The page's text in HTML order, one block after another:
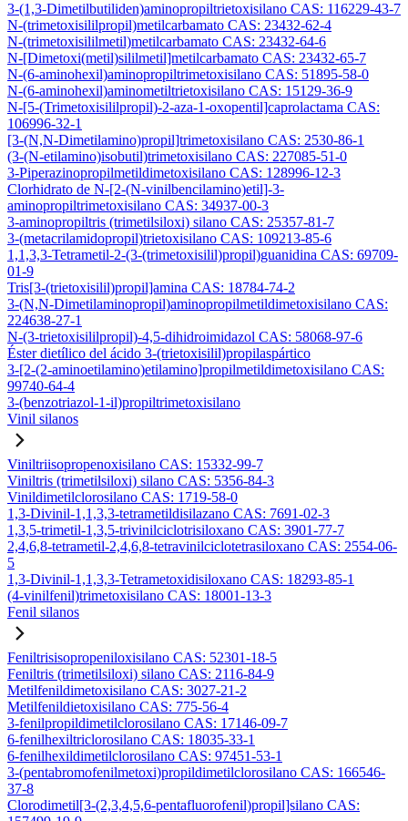
3-(1,3-Dimetilbutiliden)aminopropiltrietoxisilano CAS: 116229-43-7
N-(trimetoxisililpropil)metilcarbamato CAS: 23432-62-4
N-(trimetoxisililmetil)metilcarbamato CAS: 23432-64-6
N-[Dimetoxi(metil)sililmetil]metilcarbamato CAS: 23432-65-7
N-(6-aminohexil)aminopropiltrimetoxisilano CAS: 51895-58-0
N-(6-aminohexil)aminometiltrietoxisilano CAS: 15129-36-9
N-[5-(Trimetoxisililpropil)-2-aza-1-oxopentil]caprolactama CAS:
106996-32-1
[3-(N,N-Dimetilamino)propil]trimetoxisilano CAS: 2530-86-1
(3-(N-etilamino)isobutil)trimetoxisilano CAS: 227085-51-0
3-Piperazinopropilmetildimetoxisilano CAS: 128996-12-3
Clorhidrato de N-[2-(N-vinilbencilamino)etil]-3-
aminopropiltrimetoxisilano CAS: 34937-00-3
3-aminopropiltris (trimetilsiloxi) silano CAS: 25357-81-7
3-(metacrilamidopropil)trietoxisilano CAS: 109213-85-6
1,1,3,3-Tetrametil-2-(3-(trimetoxisilil)propil)guanidina CAS: 69709-
01-9
Tris[3-(trietoxisilil)propil]amina CAS: 18784-74-2
3-(N,N-Dimetilaminopropil)aminopropilmetildimetoxisilano CAS:
224638-27-1
N-(3-trietoxisililpropil)-4,5-dihidroimidazol CAS: 58068-97-6
Éster dietílico del ácido 3-(trietoxisilil)propilaspártico
3-[2-(2-aminoetilamino)etilamino]propilmetildimetoxisilano CAS:
99740-64-4
3-(benzotriazol-1-il)propiltrimetoxisilano
Vinil silanos
Viniltriisopropenoxisilano CAS: 15332-99-7
Viniltris (trimetilsiloxi) silano CAS: 5356-84-3
Vinildimetilclorosilano CAS: 1719-58-0
1,3-Divinil-1,1,3,3-tetrametildisilazano CAS: 7691-02-3
1,3,5-trimetil-1,3,5-trivinilciclotrisiloxano CAS: 3901-77-7
2,4,6,8-tetrametil-2,4,6,8-tetravinilciclotetrasiloxano CAS: 2554-06-
5
1,3-Divinil-1,1,3,3-Tetrametoxidisiloxano CAS: 18293-85-1
(4-vinilfenil)trimetoxisilano CAS: 18001-13-3
Fenil silanos
Feniltrisisopropeniloxisilano CAS: 52301-18-5
Feniltris (trimetilsiloxi) silano CAS: 2116-84-9
Metilfenildimetoxisilano CAS: 3027-21-2
Metilfenildietoxisilano CAS: 775-56-4
3-fenilpropildimetilclorosilano CAS: 17146-09-7
6-fenilhexiltriclorosilano CAS: 18035-33-1
6-fenilhexildimetilclorosilano CAS: 97451-53-1
3-(pentabromofenilmetoxi)propildimetilclorosilano CAS: 166546-
37-8
Clorodimetil[3-(2,3,4,5,6-pentafluorofenil)propil]silano CAS: